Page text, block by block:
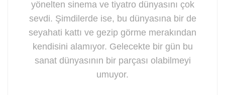
yönelten sinema ve tiyatro dünyasını çok
sevdi. Şimdilerde ise, bu dünyasına bir de
seyahati kattı ve gezip görme merakından
kendisini alamıyor. Gelecekte bir gün bu
sanat dünyasının bir parçası olabilmeyi
umuyor.